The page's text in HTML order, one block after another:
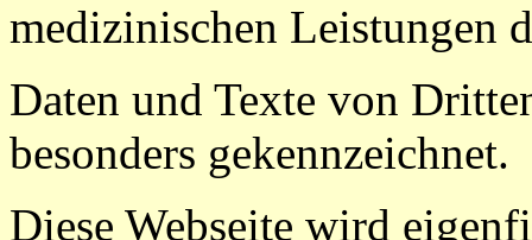
medizinischen Leistungen
Daten und Texte von
besonders gekennzeichnet.
Diese Webseite wird